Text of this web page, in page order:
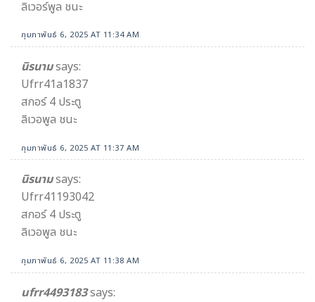
ลิเวอร์พูล ชนะ
กุมภาพันธ์ 6, 2025 AT 11:34 AM
นิรนามsays:
Ufrr41a1837
สกอร์ 4 ประตู
ลิเวอพูล ชนะ
กุมภาพันธ์ 6, 2025 AT 11:37 AM
นิรนามsays:
Ufrr41193042
สกอร์ 4 ประตู
ลิเวอพูล ชนะ
กุมภาพันธ์ 6, 2025 AT 11:38 AM
ufrr4493183says: